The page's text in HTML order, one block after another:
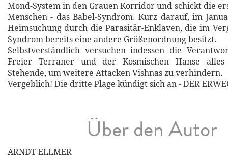
Mond-System in den Grauen Korridor und schickt die
Menschen - das Babel-Syndrom. Kurz darauf, im
Heimsuchung durch die Parasitär-Enklaven, die im
Syndrom bereits eine andere Größenordnung besitzt.
Selbstverständlich versuchen indessen die
Freier Terraner und der Kosmischen Hanse
Stehende, um weitere Attacken Vishnas zu verhindern.
Vergeblich! Die dritte Plage kündigt sich an - DER
Über den Autor
ARNDT ELLMER